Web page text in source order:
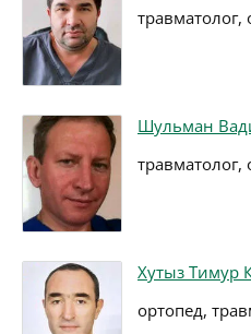
травматолог,
Шульман
травматолог,
Хутыз Тимур
ортопед,